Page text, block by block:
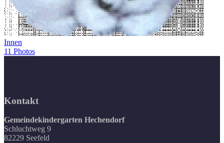
Innen
11 Photos
Kontakt
Gemeindekindergarten Hechendorf
Schluchtweg 9
82229 Seefeld